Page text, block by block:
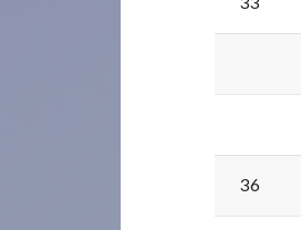
36